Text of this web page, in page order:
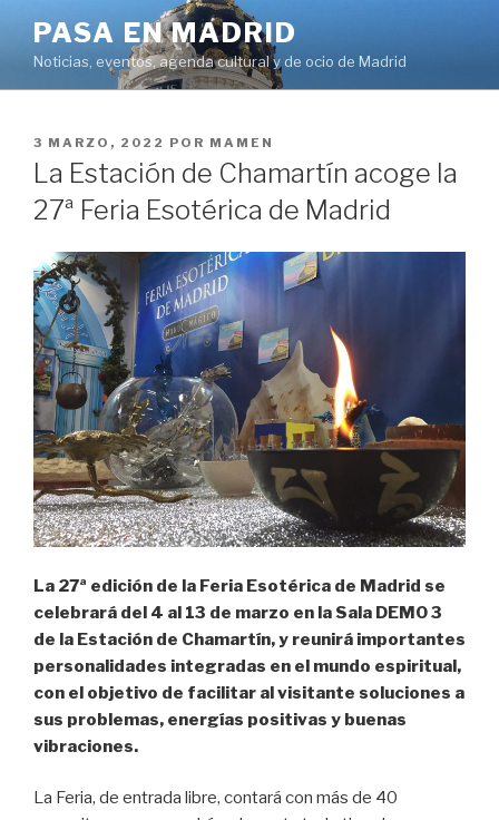
contenido
PASA EN MADRID
Noticias, eventos, agenda cultural y de ocio de Madrid
PUBLICADO
EL
3 MARZO, 2022 POR MAMEN
La Estación de Chamartín acoge la
27ª Feria Esotérica de Madrid
La 27ª edición de la Feria Esotérica de Madrid se
celebrará del 4 al 13 de marzo en la Sala DEMO 3
de la Estación de Chamartín,y reunirá importantes
personalidades integradas en el mundo espiritual,
con el objetivo de facilitar al visitante soluciones a
sus problemas, energías positivas y buenas
vibraciones.
La Feria, de entrada libre, contará con más de 40